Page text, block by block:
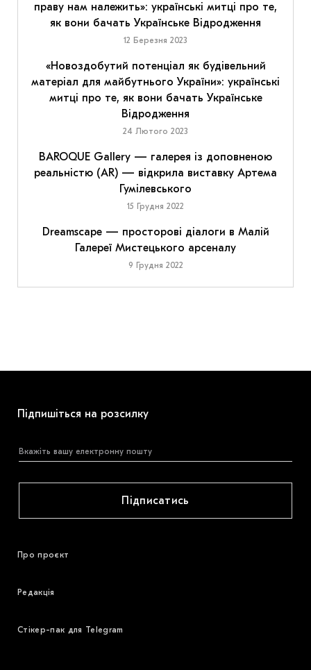
праву нам належить»: українські митці про те,
як вони бачать Українське Відродження
12 Березня 2023
«Новоздобутий потенціал як будівельний
матеріал для майбутнього України»: українські
митці про те, як вони бачать Українське
Відродження
24 Лютого 2023
BAROQUE Gallery — галерея із доповненою
реальністю (AR) — відкрила виставку Артема
Гумілевського
15 Грудня 2022
Dreamscape — просторові діалоги в Малій
Галереї Мистецького арсеналу
9 Грудня 2022
Підпишіться на розсилку
Підписатись
Про проєкт
Редакція
Стікер-пак для Telegram